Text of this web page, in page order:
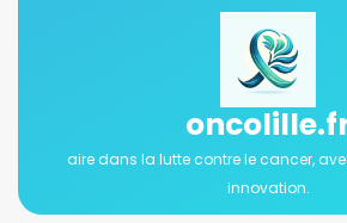
aire dans la lutte contre le cancer,
innovation.